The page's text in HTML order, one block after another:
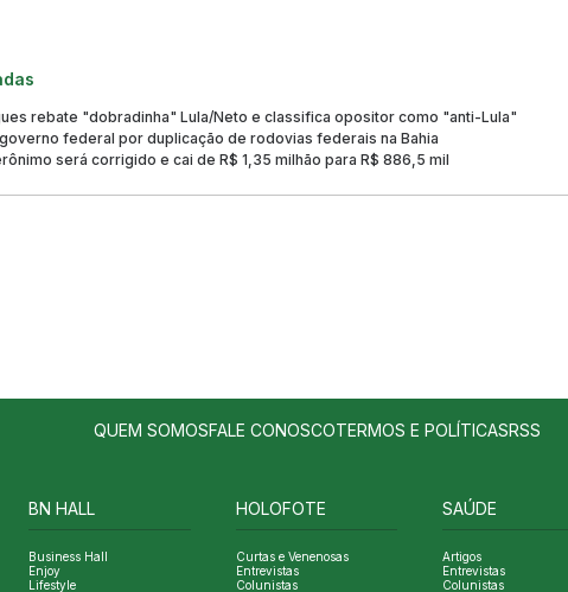
rebate "dobradinha" Lula/Neto e classifica opositor como "anti-Lula"
federal por duplicação de rodovias federais na Bahia
será corrigido e cai de R$ 1,35 milhão para R$ 886,5 mil
QUEM SOMOSFALE CONOSCOTERMOS E POLÍTICASRSS
BN HALL
Business Hall
Enjoy
Lifestyle
HOLOFOTE
Curtas e Venenosas
Entrevistas
Colunistas
SAÚDE
Artigos
Entrevistas
Colunistas